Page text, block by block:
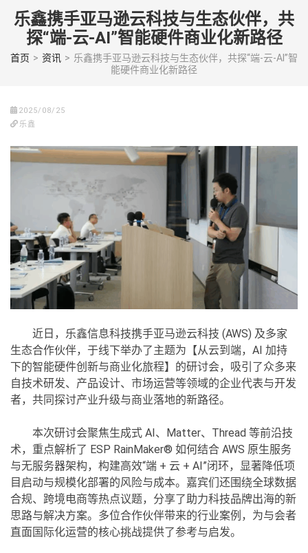
content
(Press
乐鑫携手亚马逊云科技与生态伙伴，共
探“端-云-AI”智能硬件商业化新路径
首页 > 资讯 > 乐鑫携手亚马逊云科技与生态伙伴，共探“端-云-AI”智
能硬件商业化新路径
2025/08/25
乐鑫
近日，乐鑫信息科技携手亚马逊云科技 (AWS) 及多家
生态合作伙伴，于线下举办了主题为【从云到端，AI 加持
下的智能硬件创新与商业化旅程】的研讨会，吸引了众多来
自技术研发、产品设计、市场运营等领域的企业代表与开发
者，共同探讨产业升级与商业落地的新路径。
本次研讨会聚焦生成式 AI、Matter、Thread 等前沿技
术，重点解析了 ESP RainMaker® 如何结合 AWS 原生服务
与无服务器架构，构建高效“端 + 云 + AI”闭环，显著降低项
目启动与规模化部署的风险与成本。嘉宾们还围绕全球数据
合规、跨境电商等热点议题，分享了助力科技品牌出海的新
思路与解决方案。多位合作伙伴带来的行业案例，为与会者
直面国际化运营的核心挑战提供了参考与启发。